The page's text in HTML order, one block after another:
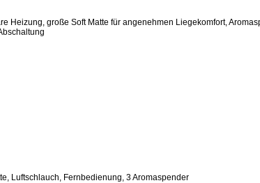
Heizung, große Soft Matte für angenehmen Liegekomfort,
Luftschlauch, Fernbedienung, 3 Aromaspender